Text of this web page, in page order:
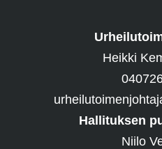
Heikki
Hallituksen
Niilo